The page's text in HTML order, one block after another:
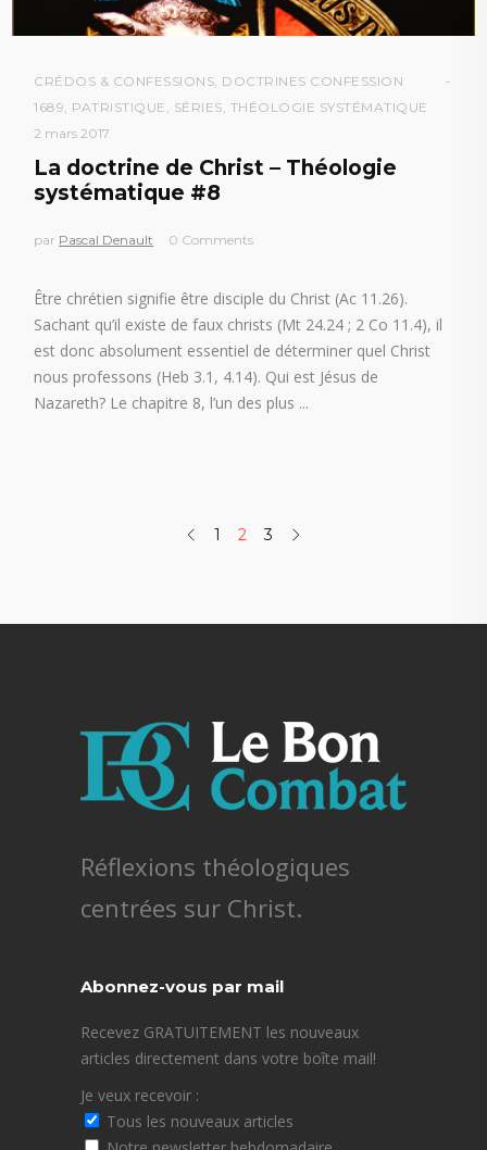
CRÉDOS & CONFESSIONS, DOCTRINES CONFESSION
1689, PATRISTIQUE , SÉRIES, THÉOLOGIE SYSTÉMATIQUE
2 mars 2017
La doctrine de Christ – Théologie
systématique #8
par Pascal Denault 0 Comments
Être chrétien signifie être disciple du Christ (Ac 11.26).
Sachant qu’il existe de faux christs (Mt 24.24 ; 2 Co 11.4), il
est donc absolument essentiel de déterminer quel Christ
nous professons (Heb 3.1, 4.14). Qui est Jésus de
Nazareth? Le chapitre 8, l’un des plus
1 2 3
Réflexions théologiques
centrées sur Christ.
Abonnez-vous par mail
Recevez GRATUITEMENT les nouveaux
articles directement dans votre boîte mail!
Je veux recevoir :
Tous les nouveaux articles